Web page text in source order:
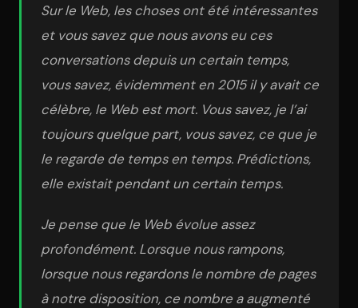
Sur le Web, les choses ont été intéressantes
et vous savez que nous avons eu ces
conversations depuis un certain temps,
vous savez, évidemment en 2015 il y avait ce
célèbre, le Web est mort. Vous savez, je l’ai
toujours quelque part, vous savez, ce que je
le regarde de temps en temps. Prédictions,
elle existait pendant un certain temps.
Je pense que le Web évolue assez
profondément. Lorsque nous rampons,
lorsque nous regardons le nombre de pages
à notre disposition, ce nombre a augmenté